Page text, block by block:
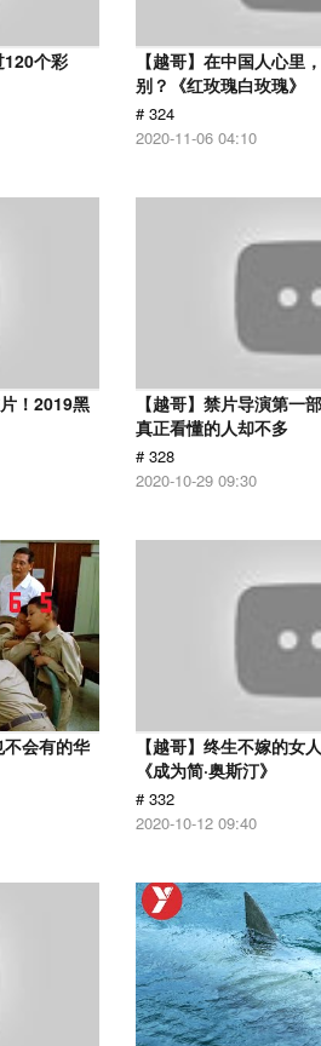
120个彩
【越哥】在中国人心里
别？《红玫瑰白玫瑰》
# 324
2020-11-06 04:10
！2019黑
【越哥】禁片导演第一
真正看懂的人却不多
# 328
2020-10-29 09:30
不会有的华
【越哥】终生不嫁的女
《成为简·奥斯汀》
# 332
2020-10-12 09:40